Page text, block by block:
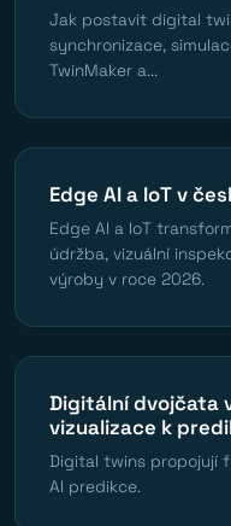
Jak postavit digital
synchronizace,
TwinMaker a...
Edge AI a IoT v
Edge AI a IoT
údržba, vizuální
výroby v roce 2026.
Digitální dvojčata
vizualizace k
Digital twins propojují
AI predikce.